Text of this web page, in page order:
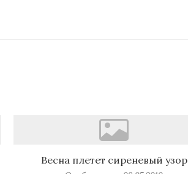
Весна плетет сиреневый узор